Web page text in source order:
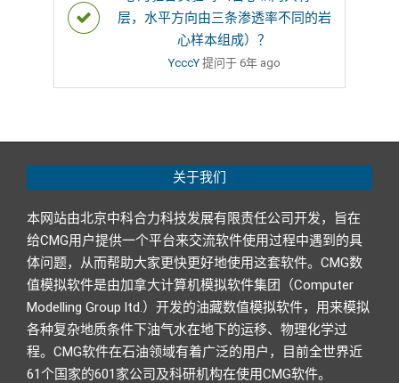
层，水平方向由三条渗透率不同的岩
心样本组成）？
YcccY提问于 6年 ago
关于我们
本网站由北京中科合力科技发展有限责任公司开发，旨在
给CMG用户提供一个平台来交流软件使用过程中遇到的具
体问题，从而帮助大家更快更好地使用这套软件。CMG数
值模拟软件是由加拿大计算机模拟软件集团（Computer
Modelling Group ltd.）开发的油藏数值模拟软件，用来模拟
各种复杂地质条件下油气水在地下的运移、物理化学过
程。CMG软件在石油领域有着广泛的用户，目前全世界近
61个国家的601家公司及科研机构在使用CMG软件。